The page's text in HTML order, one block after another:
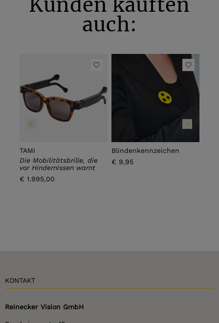
Kunden kauften
auch:
TAMI
Die Mobilitätsbrille, die
vor Hindernissen warnt
€ 1.995,00
Blindenkennzeichen
€ 9,95
KONTAKT
Reinecker Vision GmbH